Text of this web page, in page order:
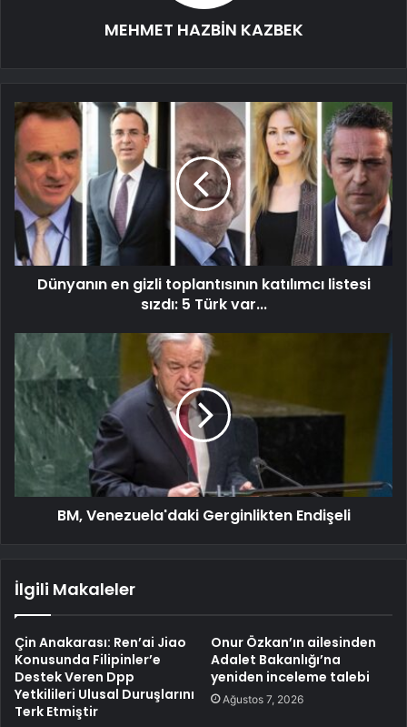
MEHMET HAZBİN KAZBEK
Dünyanın en gizli toplantısının katılımcı listesi
sızdı: 5 Türk var...
BM, Venezuela'daki Gerginlikten Endişeli
İlgili Makaleler
Çin Anakarası: Ren’ai Jiao
Konusunda Filipinler’e
Destek Veren Dpp
Yetkilileri Ulusal Duruşlarını
Terk Etmiştir
Onur Özkan’ın ailesinden
Adalet Bakanlığı’na
yeniden inceleme talebi
Ağustos 7, 2026